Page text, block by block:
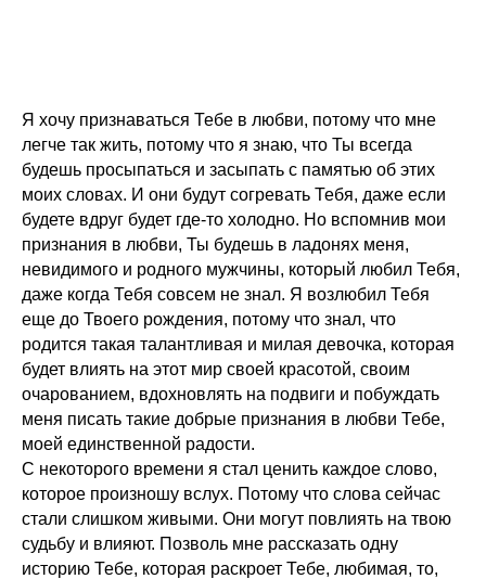
Я хочу признаваться Тебе в любви, потому что мне
легче так жить, потому что я знаю, что Ты всегда
будешь просыпаться и засыпать с памятью об этих
моих словах. И они будут согревать Тебя, даже если
будете вдруг будет где-то холодно. Но вспомнив мои
признания в любви, Ты будешь в ладонях меня,
невидимого и родного мужчины, который любил Тебя,
даже когда Тебя совсем не знал. Я возлюбил Тебя
еще до Твоего рождения, потому что знал, что
родится такая талантливая и милая девочка, которая
будет влиять на этот мир своей красотой, своим
очарованием, вдохновлять на подвиги и побуждать
меня писать такие добрые признания в любви Тебе,
моей единственной радости.
С некоторого времени я стал ценить каждое слово,
которое произношу вслух. Потому что слова сейчас
стали слишком живыми. Они могут повлиять на твою
судьбу и влияют. Позволь мне рассказать одну
историю Тебе, которая раскроет Тебе, любимая, то,